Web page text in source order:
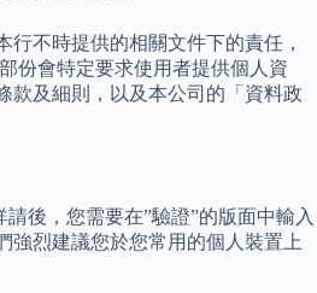
不時提供的相關文件下的責任，
份會特定要求使用者提供個人資
款及細則，以及本公司的「資料政
後，您需要在”驗證”的版面中輸入
強烈建議您於您常用的個人裝置上